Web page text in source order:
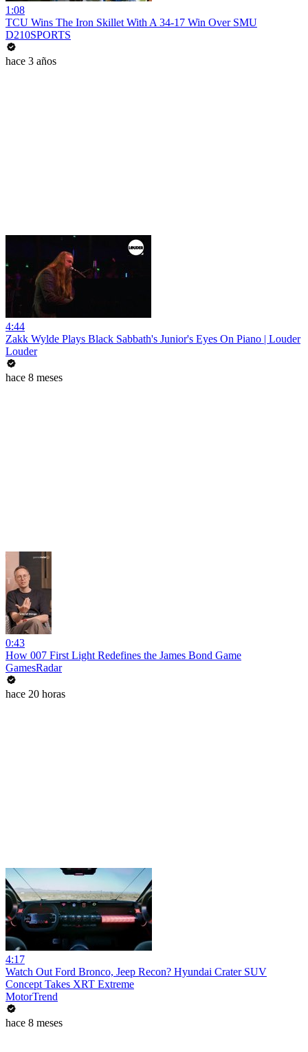
1:08
TCU Wins The Iron Skillet With A 34-17 Win Over SMU
D210SPORTS
hace 3 años
4:44
Zakk Wylde Plays Black Sabbath's Junior's Eyes On Piano | Louder
Louder
hace 8 meses
0:43
How 007 First Light Redefines the James Bond Game
GamesRadar
hace 20 horas
4:17
Watch Out Ford Bronco, Jeep Recon? Hyundai Crater SUV
Concept Takes XRT Extreme
MotorTrend
hace 8 meses